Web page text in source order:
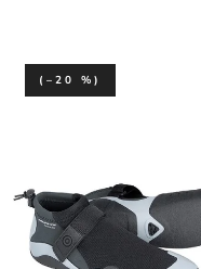
(–20 %)